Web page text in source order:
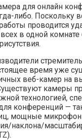
для онлайн
либо. Поскольку
проводится
в одной комнате
время уже
веб-камер на
камеры
технологией,
конференций —
мощные
наклона/